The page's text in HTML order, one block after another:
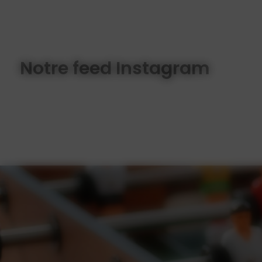
Notre feed Instagram